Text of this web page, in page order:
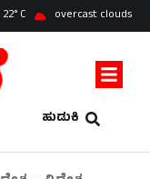
22 overcast clouds
ಹುಡುಕಿ